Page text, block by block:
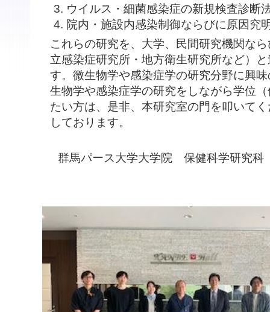
ウイルス・細菌感染症の新規検査診断
院内・施設内感染制御ならびに原因究
これらの研究を、大学、民間研究機関な
立感染症研究所・地方衛生研究所など）
す。微生物学や感染症学の研究分野に興
生物学や感染症学の研究をしながら学位
たい方は、是非、本研究室の門を叩いて
しております。
群馬パース大学大学院 保健科学研